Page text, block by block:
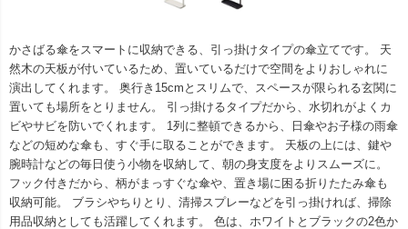
かさばる傘をスマートに収納できる、引っ掛けタイプの傘立てです。 天
然木の天板が付いているため、置いているだけで空間をよりおしゃれに
演出してくれます。 奥行き15cmとスリムで、スペースが限られる玄関に
置いても場所をとりません。 引っ掛けるタイプだから、水切れがよくカ
ビやサビを防いでくれます。 1列に整頓できるから、日傘やお子様の雨傘
などの短めな傘も、すぐ手に取ることができます。 天板の上には、鍵や
腕時計などの毎日使う小物を収納して、朝の身支度をよりスムーズに。
フック付きだから、柄がまっすぐな傘や、置き場に困る折りたたみ傘も
収納可能。 ブラシやちりとり、清掃スプレーなどを引っ掛ければ、掃除
用品収納としても活躍してくれます。 色は、ホワイトとブラックの2色か